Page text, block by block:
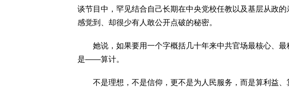
谈节目中，罕见结合自己长期在中央党校任教以及基层从政
感觉到、却很少有人敢公开点破的秘密。
她说，如果要用一个字概括几十年来中共官场最核心、最
是——算计。
不是理想，不是信仰，更不是为人民服务，而是算利益、